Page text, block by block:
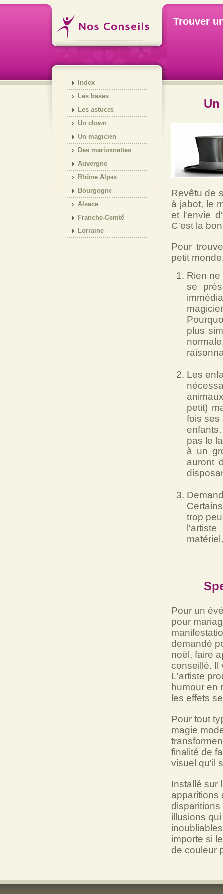
Index
Les bases
Les astuces
Un clown
Un magicien
Des marionnettes
Auvergne
Rhône Alpes
Bourgogne
Alsace
Franche-Comté
Lorraine
Trouver
Revêtu de
à jabot, le
et l'envie
C'est la
Pour
petit
Rien ne
se
plus
Les
petit)
fois ses
pas le
à un
auront
trop
Pour un
pour
demandé
noël, faire
conseillé. Il
L'artiste
humour en
les effets
Pour tout
magie
finalité de
visuel qu'il
Installé sur
apparitions
disparitions
illusions
importe si
de couleur